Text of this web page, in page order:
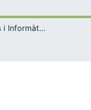
per tot el DD
Matemàtiques i Informàtica